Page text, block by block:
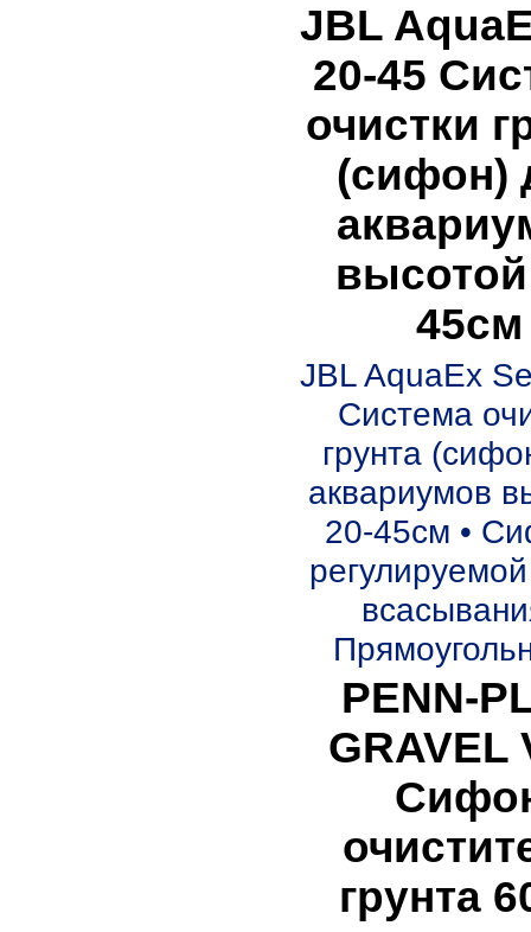
JBL
20-45
очистки
(сифон)
45см
JBL AquaEx
Система
грунта
аквариумов
20-45см •
PENN-
GRAVEL
грунта